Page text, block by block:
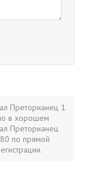
Преторианец 1
в хорошем
Преторианец
по прямой